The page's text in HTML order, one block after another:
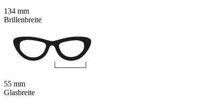
134 mm
Brillenbreite
55 mm
Glasbreite